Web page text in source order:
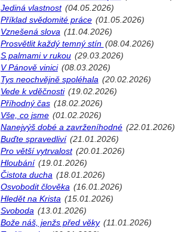
Jediná vlastnost (04.05.2026)
Příklad svědomité práce (01.05.2026)
Vznešená slova (11.04.2026)
Prosvětlit každý temný stín (08.04.2026)
S palmami v rukou (29.03.2026)
V Pánově vinici (08.03.2026)
Tys neochvějně spoléhala (20.02.2026)
Vede k vděčnosti (19.02.2026)
Příhodný čas (18.02.2026)
Vše, co jsme (01.02.2026)
Nanejvýš dobé a zavrženíhodné (22.01.2026)
Buďte spravedliví (21.01.2026)
Pro větší vytrvalost (20.01.2026)
Hloubání (19.01.2026)
Čistota ducha (18.01.2026)
Osvobodit člověka (16.01.2026)
Hledět na Krista (15.01.2026)
Svoboda (13.01.2026)
Bože náš, jenžs před věky (11.01.2026)